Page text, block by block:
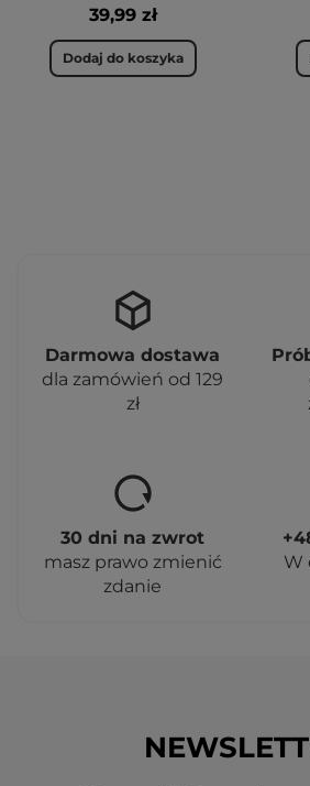
39,99 zł
Dodaj do koszyka
Darmowa dostawa
dla zamówień od 129
zł
30 dni na zwrot
masz prawo zmienić
zdanie
W